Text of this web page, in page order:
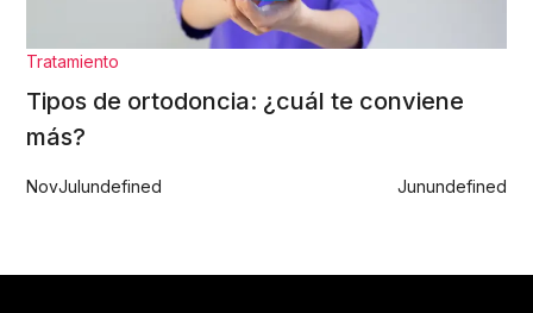
Tratamiento
Tipos de ortodoncia: ¿cuál te conviene
más?
NovJulundefined Junundefined